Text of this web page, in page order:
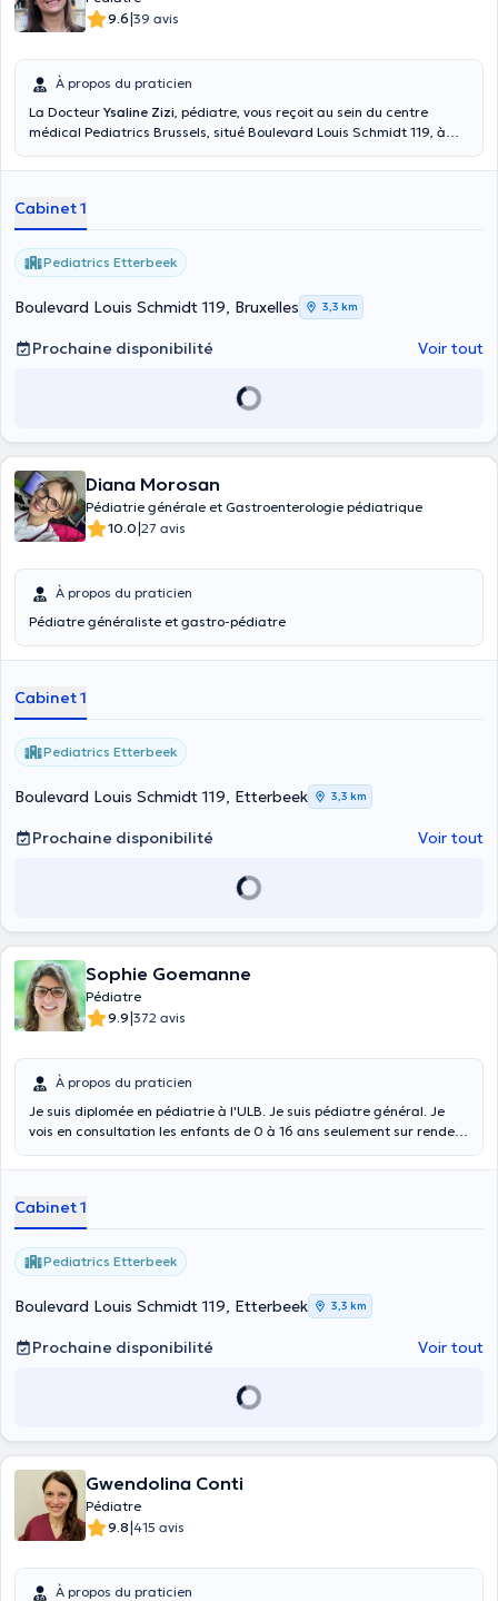
9.6|39 avis
À propos du praticien
La Docteur Ysaline Zizi, pédiatre, vous reçoit au sein du centre
médical Pediatrics Brussels, situé Boulevard Louis Schmidt 119, à
anglais.
Cabinet 1
Pediatrics Etterbeek
Boulevard Louis Schmidt 119, Bruxelles 3,3 km
Prochaine disponibilité Voir tout
Diana Morosan
Pédiatrie générale et Gastroenterologie pédiatrique
10.0|27 avis
À propos du praticien
Pédiatre généraliste et gastro-pédiatre
Cabinet 1
Pediatrics Etterbeek
Boulevard Louis Schmidt 119, Etterbeek 3,3 km
Prochaine disponibilité Voir tout
Sophie Goemanne
Pédiatre
9.9|372 avis
À propos du praticien
Je suis diplomée en pédiatrie à l'ULB. Je suis pédiatre général. Je
vois en consultation les enfants de 0 à 16 ans seulement sur rendez-
Cabinet 1
Pediatrics Etterbeek
Boulevard Louis Schmidt 119, Etterbeek 3,3 km
Prochaine disponibilité Voir tout
Gwendolina Conti
Pédiatre
9.8|415 avis
À propos du praticien